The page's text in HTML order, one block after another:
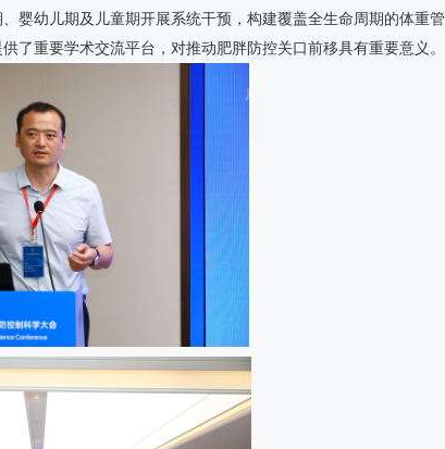
婴幼儿期及儿童期开展系统干预，构建覆盖全生命周期的体重管
了重要学术交流平台，对推动肥胖防控关口前移具有重要意义。